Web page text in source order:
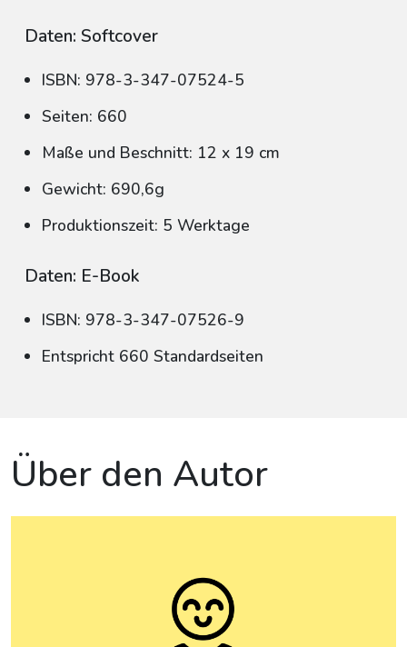
Daten: Softcover
ISBN: 978-3-347-07524-5
Seiten: 660
Maße und Beschnitt: 12 x 19 cm
Gewicht: 690,6g
Produktionszeit: 5 Werktage
Daten: E-Book
ISBN: 978-3-347-07526-9
Entspricht 660 Standardseiten
Über den Autor